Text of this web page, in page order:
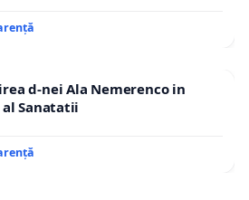
d-nei Ala Nemerenco in
Sanatatii